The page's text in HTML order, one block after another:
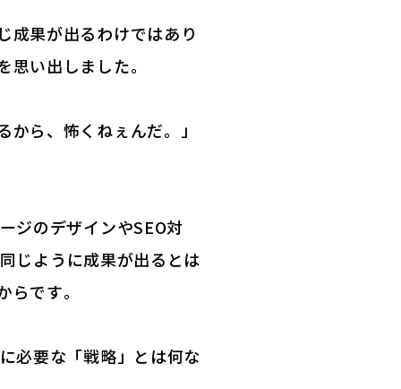
成果が出るわけではあり
い出しました。
ら、怖くねぇんだ。」
ジのデザインやSEO対
じように成果が出るとは
です。
必要な「戦略」とは何な